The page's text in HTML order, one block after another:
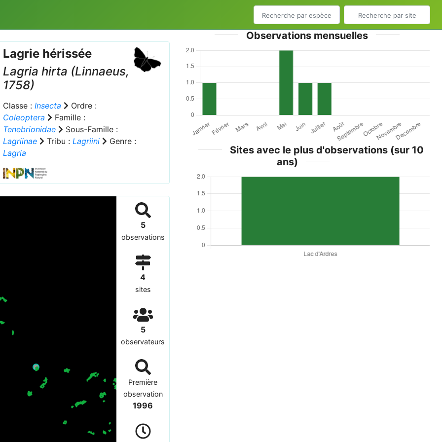
Lagrie hérissée
Lagria hirta (Linnaeus,
1758)
Classe : Insecta
Ordre :
Coleoptera
Famille :
Tenebrionidae
Sous-Famille :
Lagriinae
Tribu : Lagriini
Genre :
Lagria
5
observations
4
sites
5
observateurs
Première
observation
1996
Observations mensuelles
Sites avec le plus d'observations (sur 10
ans)